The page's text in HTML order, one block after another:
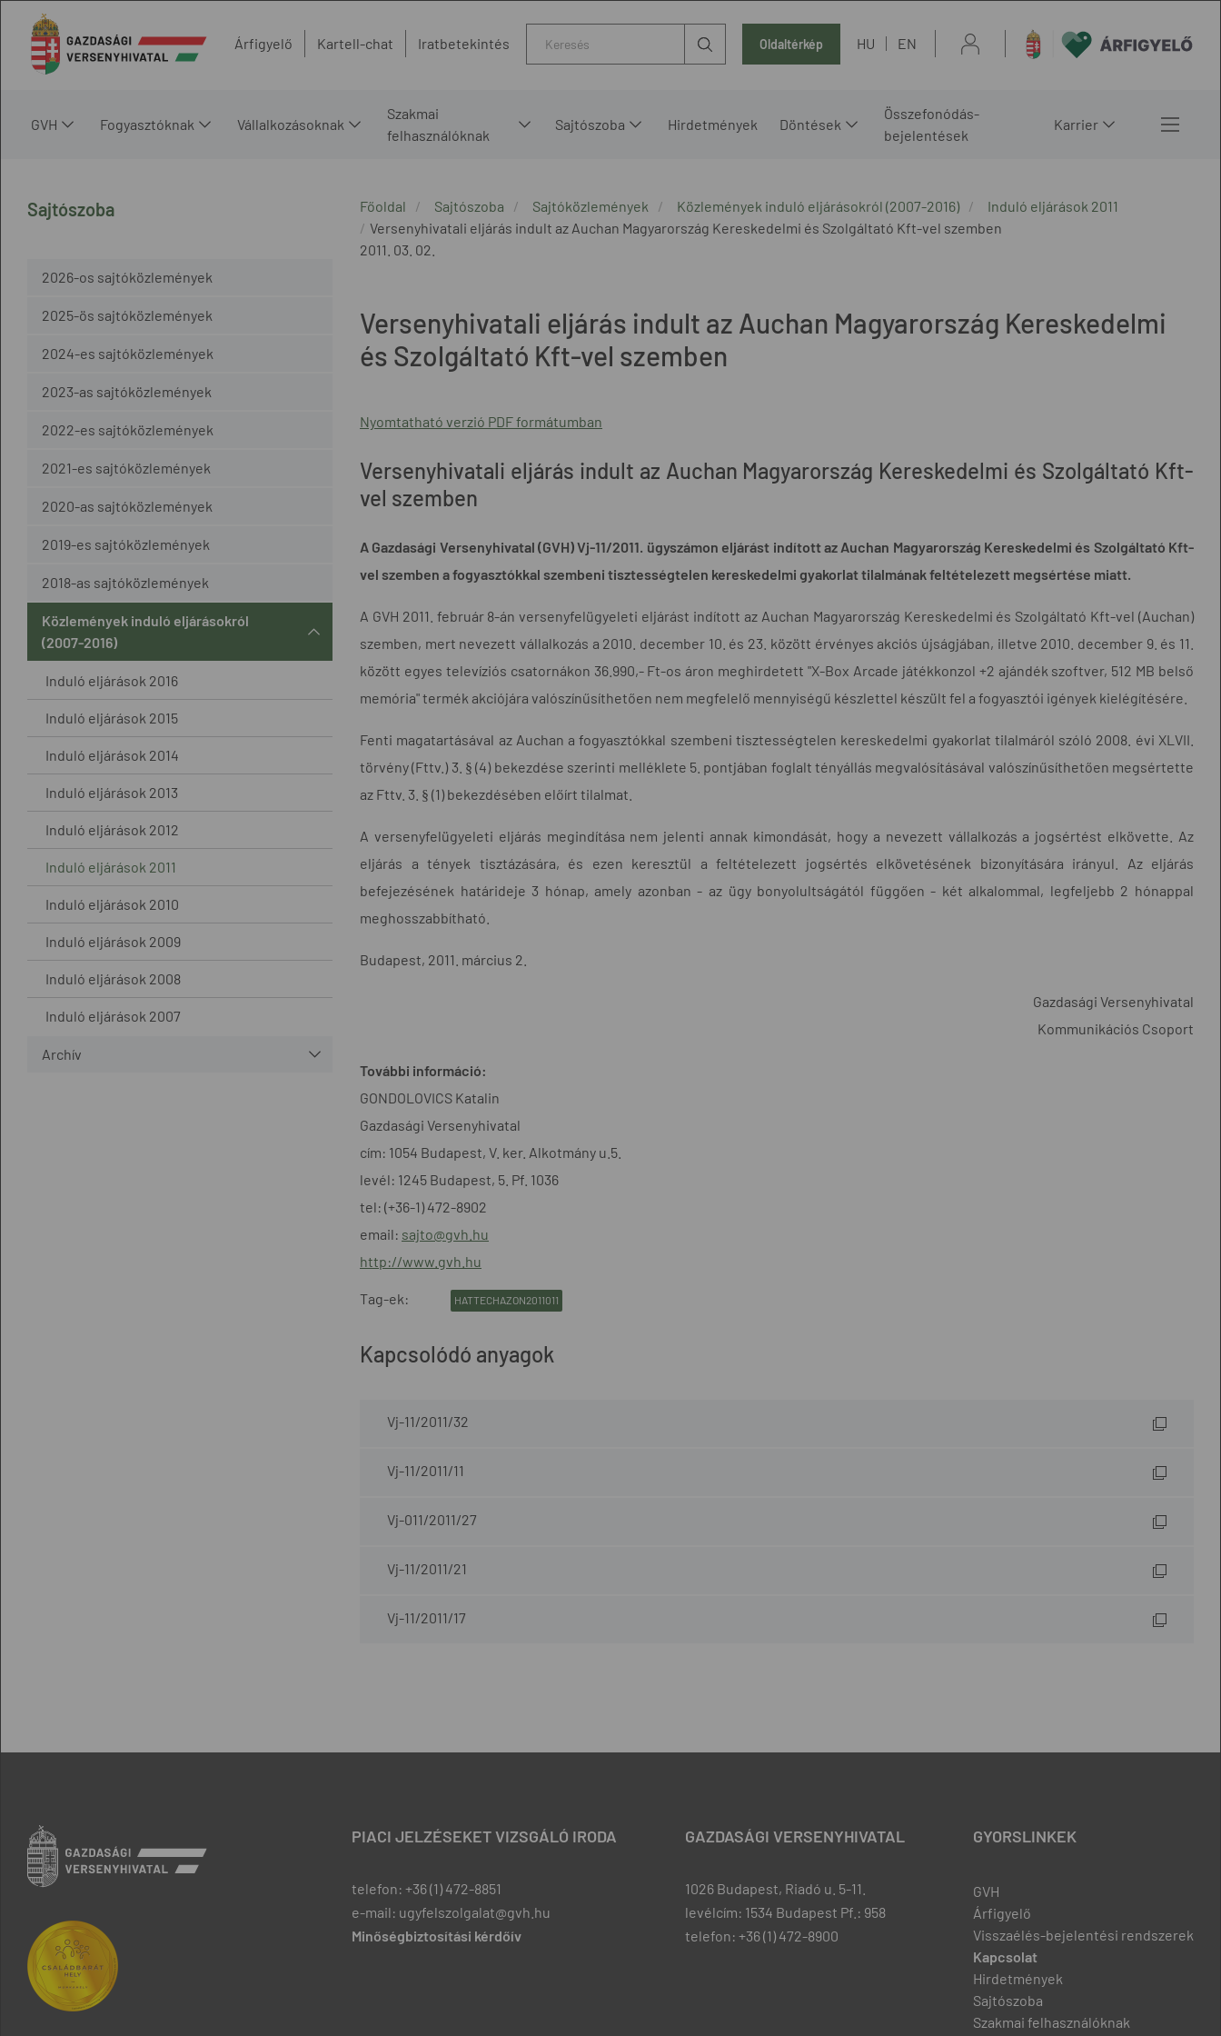
Árfigyelő Kartell-chat Iratbetekintés Oldaltérkép HU EN
GVH Fogyasztóknak Vállalkozásoknak
Szakmai
felhasználóknak
Sajtószoba Hirdetmények Döntések
Összefonódás-
bejelentések
Karrier
Sajtószoba
2026-os sajtóközlemények
2025-ös sajtóközlemények
2024-es sajtóközlemények
2023-as sajtóközlemények
2022-es sajtóközlemények
2021-es sajtóközlemények
2020-as sajtóközlemények
2019-es sajtóközlemények
2018-as sajtóközlemények
Közlemények induló eljárásokról
(2007-2016)
Induló eljárások 2016
Induló eljárások 2015
Induló eljárások 2014
Induló eljárások 2013
Induló eljárások 2012
Induló eljárások 2011
Induló eljárások 2010
Induló eljárások 2009
Induló eljárások 2008
Induló eljárások 2007
Archív
Főoldal Sajtószoba Sajtóközlemények Közlemények induló eljárásokról (2007-2016)
Induló eljárások 2011
Versenyhivatali eljárás indult az Auchan Magyarország Kereskedelmi és Szolgáltató Kft-vel szemben
2011. 03. 02.
Versenyhivatali eljárás indult az Auchan Magyarország Kereskedelmi
és Szolgáltató Kft-vel szemben
Nyomtatható verzió PDF formátumban
Versenyhivatali eljárás indult az Auchan Magyarország Kereskedelmi és Szolgáltató Kft-
vel szemben
A Gazdasági Versenyhivatal (GVH) Vj-11/2011. ügyszámon eljárást indított az Auchan Magyarország Kereskedelmi és Szolgáltató Kft-
vel szemben a fogyasztókkal szembeni tisztességtelen kereskedelmi gyakorlat tilalmának feltételezett megsértése miatt.
A GVH 2011. február 8-án versenyfelügyeleti eljárást indított az Auchan Magyarország Kereskedelmi és Szolgáltató Kft-vel (Auchan)
szemben, mert nevezett vállalkozás a 2010. december 10. és 23. között érvényes akciós újságjában, illetve 2010. december 9. és 11.
között egyes televíziós csatornákon 36.990,- Ft-os áron meghirdetett "X-Box Arcade játékkonzol +2 ajándék szoftver, 512 MB belső
memória" termék akciójára valószínűsíthetően nem megfelelő mennyiségű készlettel készült fel a fogyasztói igények kielégítésére.
Fenti magatartásával az Auchan a fogyasztókkal szembeni tisztességtelen kereskedelmi gyakorlat tilalmáról szóló 2008. évi XLVII.
törvény (Fttv.) 3. § (4) bekezdése szerinti melléklete 5. pontjában foglalt tényállás megvalósításával valószínűsíthetően megsértette
az Fttv. 3. § (1) bekezdésében előírt tilalmat.
A versenyfelügyeleti eljárás megindítása nem jelenti annak kimondását, hogy a nevezett vállalkozás a jogsértést elkövette. Az
eljárás a tények tisztázására, és ezen keresztül a feltételezett jogsértés elkövetésének bizonyítására irányul. Az eljárás
befejezésének határideje 3 hónap, amely azonban - az ügy bonyolultságától függően - két alkalommal, legfeljebb 2 hónappal
meghosszabbítható.
Budapest, 2011. március 2.
Gazdasági Versenyhivatal
Kommunikációs Csoport
További információ:
GONDOLOVICS Katalin
Gazdasági Versenyhivatal
cím: 1054 Budapest, V. ker. Alkotmány u.5.
levél: 1245 Budapest, 5. Pf. 1036
tel: (+36-1) 472-8902
email: sajto@gvh.hu
http://www.gvh.hu
Tag-ek: HATTECHAZON2011011
Kapcsolódó anyagok
Vj-11/2011/32
Vj-11/2011/11
Vj-011/2011/27
Vj-11/2011/21
Vj-11/2011/17
PIACI JELZÉSEKET VIZSGÁLÓ IRODA
telefon: +36 (1) 472-8851
e-mail: ugyfelszolgalat@gvh.hu
Minőségbiztosítási kérdőív
GAZDASÁGI VERSENYHIVATAL
1026 Budapest, Riadó u. 5-11.
levélcím: 1534 Budapest Pf.: 958
telefon: +36 (1) 472-8900
GYORSLINKEK
GVH
Árfigyelő
Visszaélés-bejelentési rendszerek
Kapcsolat
Hirdetmények
Sajtószoba
Szakmai felhasználóknak